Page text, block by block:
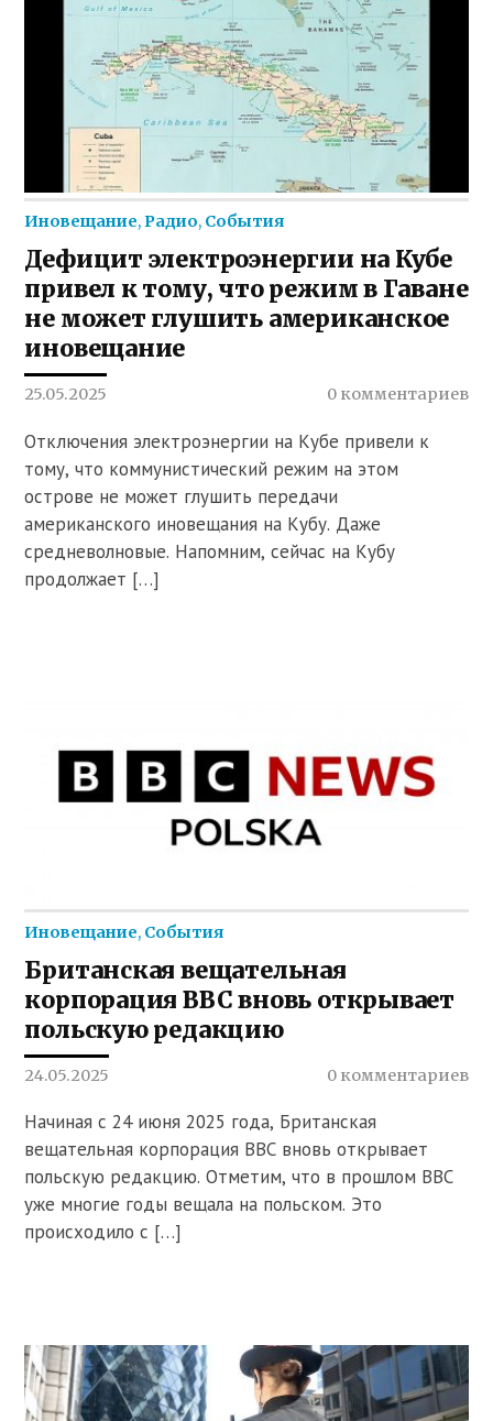
Иновещание,Радио, События
Дефицит электроэнергии на Кубе
привел к тому, что режим в Гаване
не может глушить американское
иновещание
25.05.2025 0 комментариев
Отключения электроэнергии на Кубе привели к
тому, что коммунистический режим на этом
острове не может глушить передачи
американского иновещания на Кубу. Даже
средневолновые. Напомним, сейчас на Кубу
продолжает […]
Иновещание, События
Британская вещательная
корпорация BBC вновь открывает
польскую редакцию
24.05.2025 0 комментариев
Начиная с 24 июня 2025 года, Британская
вещательная корпорация BBC вновь открывает
польскую редакцию. Отметим, что в прошлом BBC
уже многие годы вещала на польском. Это
происходило с […]